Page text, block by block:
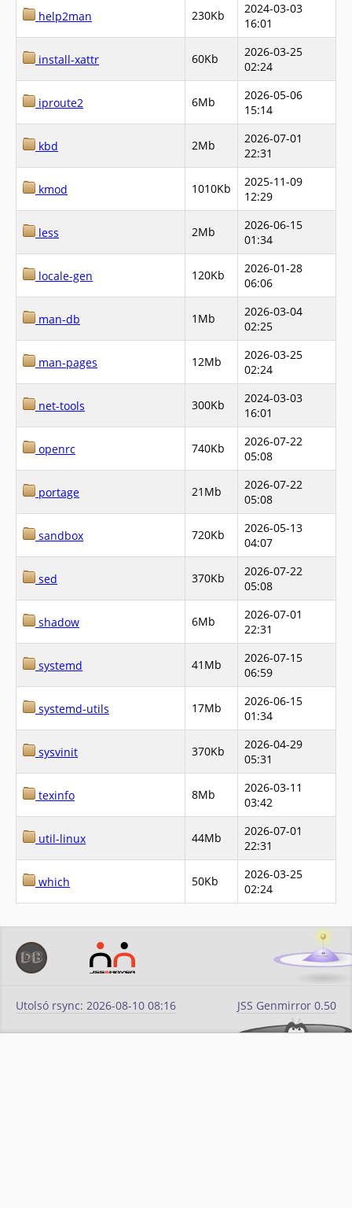
help2man 230Kb
2024-03-03
16:01
install-xattr 60Kb
2026-03-25
02:24
iproute2 6Mb
2026-05-06
15:14
kbd 2Mb
2026-07-01
22:31
kmod 1010Kb
2025-11-09
12:29
less 2Mb
2026-06-15
01:34
locale-gen 120Kb
2026-01-28
06:06
man-db 1Mb
2026-03-04
02:25
man-pages 12Mb
2026-03-25
02:24
net-tools 300Kb
2024-03-03
16:01
openrc 740Kb
2026-07-22
05:08
portage 21Mb
2026-07-22
05:08
sandbox 720Kb
2026-05-13
04:07
sed 370Kb
2026-07-22
05:08
shadow 6Mb
2026-07-01
22:31
systemd 41Mb
2026-07-15
06:59
systemd-utils 17Mb
2026-06-15
01:34
sysvinit 370Kb
2026-04-29
05:31
texinfo 8Mb
2026-03-11
03:42
util-linux 44Mb
2026-07-01
22:31
which 50Kb
2026-03-25
02:24
Utolsó rsync: 2026-08-10 08:16 JSS Genmirror 0.50